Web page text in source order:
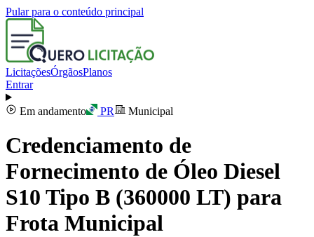
Pular para o conteúdo principal
LicitaçõesÓrgãosPlanos
Entrar
Em andamento PR Municipal
Credenciamento de
Fornecimento de Óleo Diesel
S10 Tipo B (360000 LT) para
Frota Municipal